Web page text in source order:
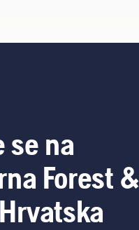
se na
Forest &